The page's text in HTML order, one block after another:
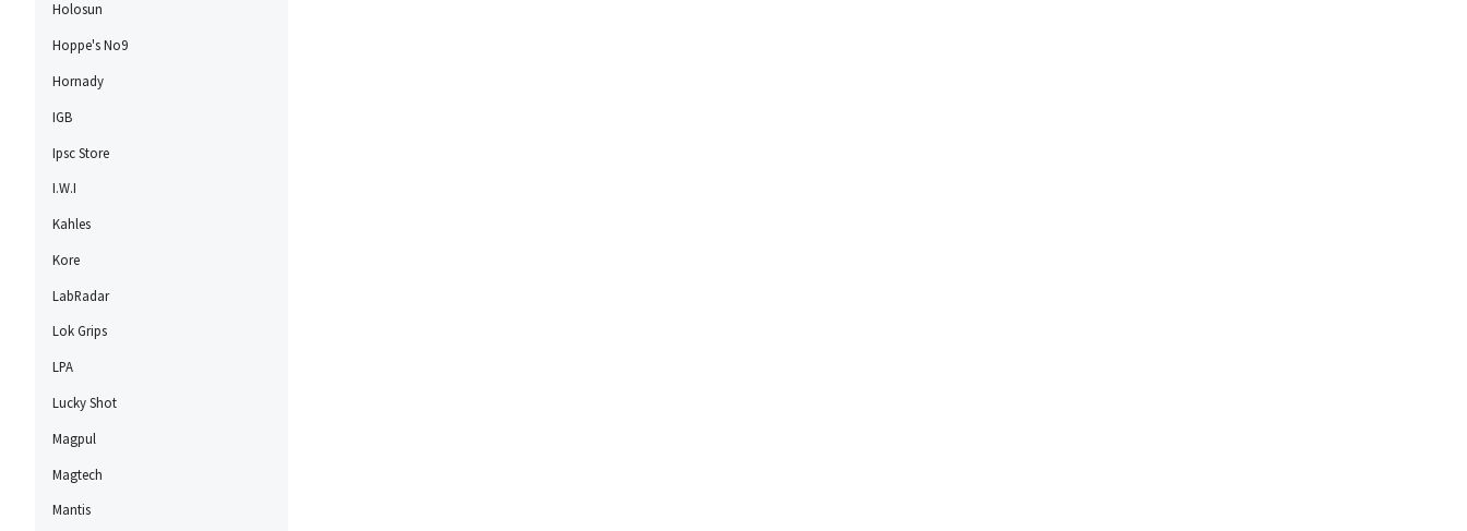
Holosun
Hoppe's No9
Hornady
IGB
Ipsc Store
I.W.I
Kahles
Kore
LabRadar
Lok Grips
LPA
Lucky Shot
Magpul
Magtech
Mantis